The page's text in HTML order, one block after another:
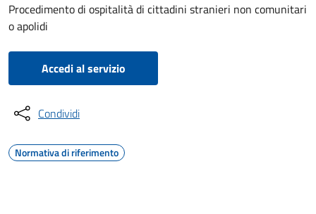
Procedimento di ospitalità di cittadini stranieri non comunitari
o apolidi
Accedi al servizio
Condividi
Normativa di riferimento